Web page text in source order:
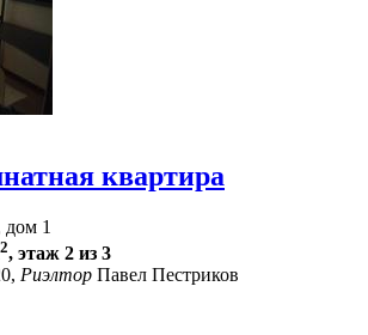
квартира
дом 1
2, этаж 2 из 3
Риэлтор Павел Пестриков